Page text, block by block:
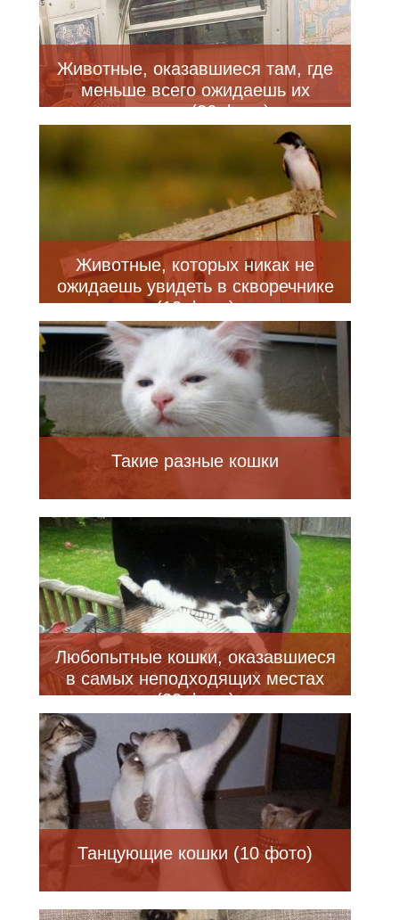
Животные, оказавшиеся там, где
меньше всего ожидаешь их
увидеть (26 фото)
Животные, которых никак не
ожидаешь увидеть в скворечнике
(10 фото)
Такие разные кошки
Любопытные кошки, оказавшиеся
в самых неподходящих местах
(20 фото)
Танцующие кошки (10 фото)